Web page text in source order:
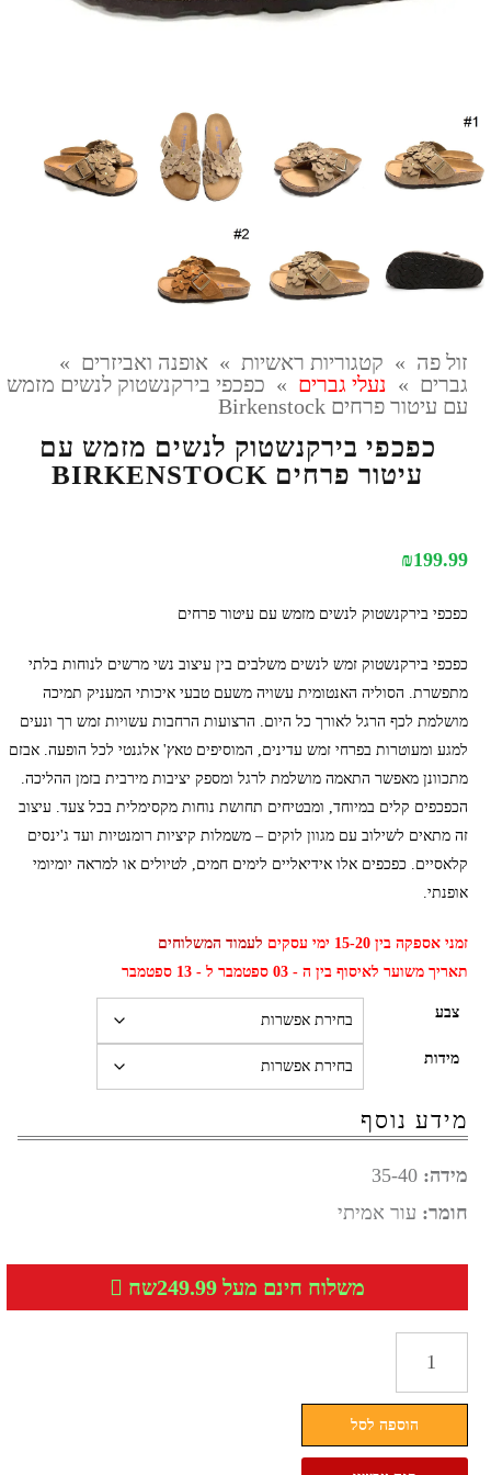
זול פה » קטגוריות ראשיות » אופנה ואביזרים »
גברים » נעלי גברים » כפכפי בירקנשטוק לנשים מזמש
עם עיטור פרחים Birkenstock
כפכפי בירקנשטוק לנשים מזמש עם
עיטור פרחים BIRKENSTOCK
₪199.99
כפכפי בירקנשטוק לנשים מזמש עם עיטור פרחים
כפכפי בירקנשטוק זמש לנשים משלבים בין עיצוב נשי מרשים לנוחות בלתי
מתפשרת. הסוליה האנטומית עשויה משעם טבעי איכותי המעניק תמיכה
מושלמת לכף הרגל לאורך כל היום. הרצועות הרחבות עשויות זמש רך ונעים
למגע ומעוטרות בפרחי זמש עדינים, המוסיפים טאץ' אלגנטי לכל הופעה. אבזם
מתכוונן מאפשר התאמה מושלמת לרגל ומספק יציבות מירבית בזמן ההליכה.
הכפכפים קלים במיוחד, ומבטיחים תחושת נוחות מקסימלית בכל צעד. עיצוב
זה מתאים לשילוב עם מגוון לוקים – משמלות קיציות רומנטיות ועד ג'ינסים
קלאסיים. כפכפים אלו אידיאליים לימים חמים, לטיולים או למראה יומיומי
אופנתי.
זמני אספקה בין 15-20 ימי עסקים
לעמוד המשלוחים
תאריך משוער לאיסוף בין ה - 03 ספטמבר ל - 13 ספטמבר
צבע
מידות
מידע נוסף
מידה: 35-40
חומר: עור אמיתי
משלוח חינם מעל 249.99שח
כפכפי
בירקנשטוק
לנשים
הוספה לסל